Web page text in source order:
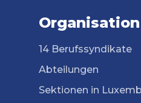
Organisation
14 Berufssyndikate
Abteilungen
Sektionen in